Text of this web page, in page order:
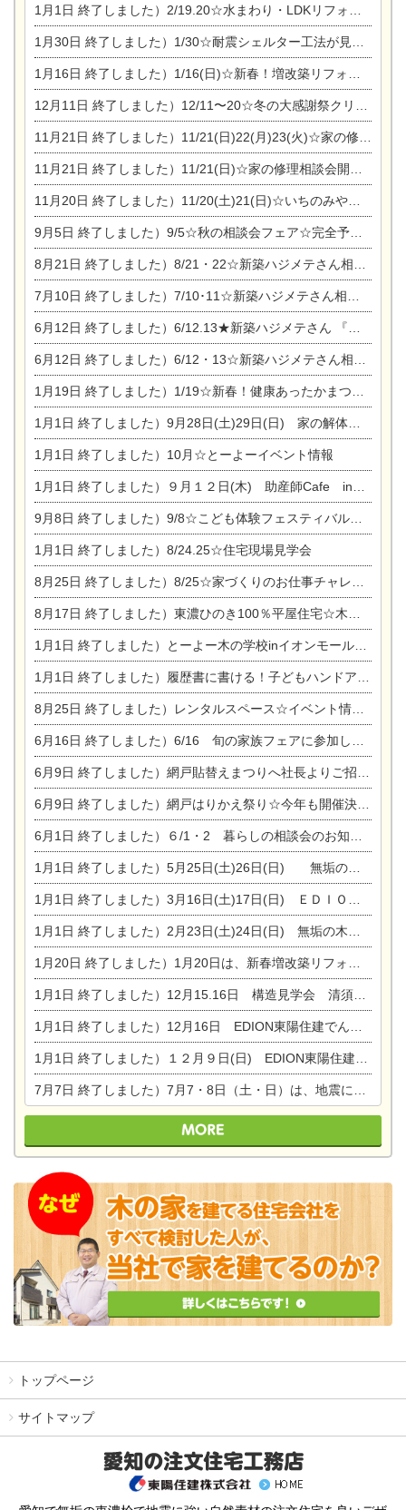
1月1日 終了しました）2/19.20☆水まわり・LDKリフォーム相談会＆エアコン相談会
1月30日 終了しました）1/30☆耐震シェルター工法が見れる完成見学会
1月16日 終了しました）1/16(日)☆新春！増改築リフォーム&家の修理まつり
12月11日 終了しました）12/11〜20☆冬の大感謝祭クリスマス相談会開催
11月21日 終了しました）11/21(日)22(月)23(火)☆家の修理まつり＆増改築リフォーム相談会
11月21日 終了しました）11/21(日)☆家の修理相談会開催 in 扶桑オークビレッジ
11月20日 終了しました）11/20(土)21(日)☆いちのみや逸品市に出店します【ひのきのバラ販売】
9月5日 終了しました）9/5☆秋の相談会フェア☆完全予約制
8月21日 終了しました）8/21・22☆新築ハジメテさん相談会 『集まれ！農地に家を建てたい人！』
7月10日 終了しました）7/10･11☆新築ハジメテさん相談会 『集まれ！農地に家を建てたい人！』完全予約制
6月12日 終了しました）6/12.13★新築ハジメテさん 『木の家 現場体感見学会』
6月12日 終了しました）6/12・13☆新築ハジメテさん相談会『今ある土地に家を建てる際の注意点』
1月19日 終了しました）1/19☆新春！健康あったかまつり＆増改築リフォームまつり
1月1日 終了しました）9月28日(土)29日(日) 家の解体なんでも相談会
1月1日 終了しました）10月☆とーよーイベント情報
1月1日 終了しました）９月１２日(木) 助産師Cafe in東陽住建
9月8日 終了しました）9/8☆こども体験フェスティバル☆一宮市民会館
1月1日 終了しました）8/24.25☆住宅現場見学会
8月25日 終了しました）8/25☆家づくりのお仕事チャレンジ
8月17日 終了しました）東濃ひのき100％平屋住宅☆木の家完成見学会
1月1日 終了しました）とーよー木の学校inイオンモール木曽川
1月1日 終了しました）履歴書に書ける！子どもハンドアロマ講座☆
8月25日 終了しました）レンタルスペース☆イベント情報☆チャイルドアロマセラピスト
6月16日 終了しました）6/16 旬の家族フェアに参加します☆
6月9日 終了しました）網戸貼替えまつりへ社長よりご招待です♪
6月9日 終了しました）網戸はりかえ祭り☆今年も開催決定！
6月1日 終了しました）６/1・2 暮らしの相談会のお知らせ
1月1日 終了しました）5月25日(土)26日(日) 無垢の木の家体感見学会開催☆
1月1日 終了しました）3月16日(土)17日(日) ＥＤＩＯＮ東陽住建でんき館 総決算まつり
1月1日 終了しました）2月23日(土)24日(日) 無垢の木の家 完成見学会
1月20日 終了しました）1月20日は、新春増改築リフォームまつり＆家の修理祭り＆家電まつりです。
1月1日 終了しました）12月15.16日 構造見学会 清須市西枇杷島町弁天
1月1日 終了しました）12月16日 EDION東陽住建でんき OPEN第二弾イベント！！
1月1日 終了しました）１２月９日(日) EDION東陽住建でんき館プレＯＰＥＮ！＆家の修理まつり
7月7日 終了しました）7月7・8日（土・日）は、地震に強くて安心！暮らしを楽しむ東濃ひのきの平屋の家体験見学会を開催します。ぜひお越しください。
トップページ
サイトマップ